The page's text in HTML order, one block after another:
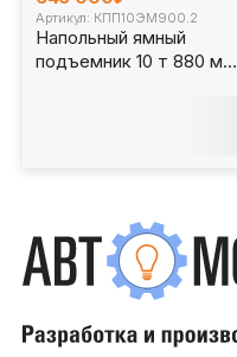
Артикул: КПП10ЭМ900.2
Напольный ямный
подъемник 10 т 880 мм